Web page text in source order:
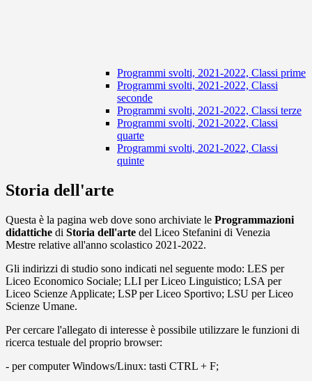
Programmi svolti, 2021-2022, Classi prime
Programmi svolti, 2021-2022, Classi
seconde
Programmi svolti, 2021-2022, Classi terze
Programmi svolti, 2021-2022, Classi
quarte
Programmi svolti, 2021-2022, Classi
quinte
Storia dell'arte
Questa è la pagina web dove sono archiviate le Programmazioni
didattiche di Storia dell'arte del Liceo Stefanini di Venezia
Mestre relative all'anno scolastico 2021-2022.
Gli indirizzi di studio sono indicati nel seguente modo: LES per
Liceo Economico Sociale; LLI per Liceo Linguistico; LSA per
Liceo Scienze Applicate; LSP per Liceo Sportivo; LSU per Liceo
Scienze Umane.
Per cercare l'allegato di interesse è possibile utilizzare le funzioni di
ricerca testuale del proprio browser:
- per computer Windows/Linux: tasti CTRL + F;